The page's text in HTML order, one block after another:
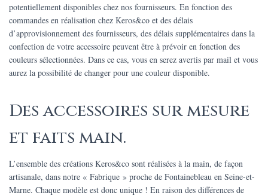
potentiellement disponibles chez nos fournisseurs. En fonction des
commandes en réalisation chez Keros&co et des délais
d’approvisionnement des fournisseurs, des délais supplémentaires dans la
confection de votre accessoire peuvent être à prévoir en fonction des
couleurs sélectionnées. Dans ce cas, vous en serez avertis par mail et vous
aurez la possibilité de changer pour une couleur disponible.
Des accessoires sur mesure
et faits main.
L’ensemble des créations Keros&co sont réalisées à la main, de façon
artisanale, dans notre « Fabrique » proche de Fontainebleau en Seine-et-
Marne. Chaque modèle est donc unique ! En raison des différences de